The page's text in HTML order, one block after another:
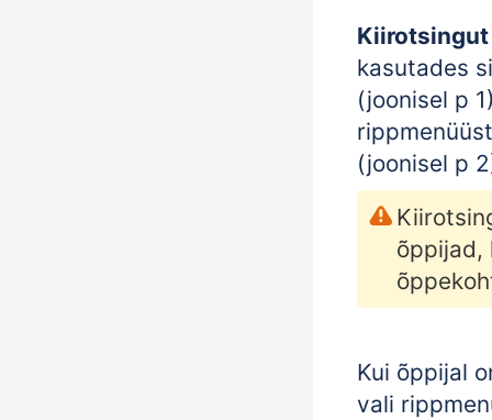
Kiirotsingut
kasutades
(joonisel p
(joonisel p
õppijad,
Kui õppijal
vali